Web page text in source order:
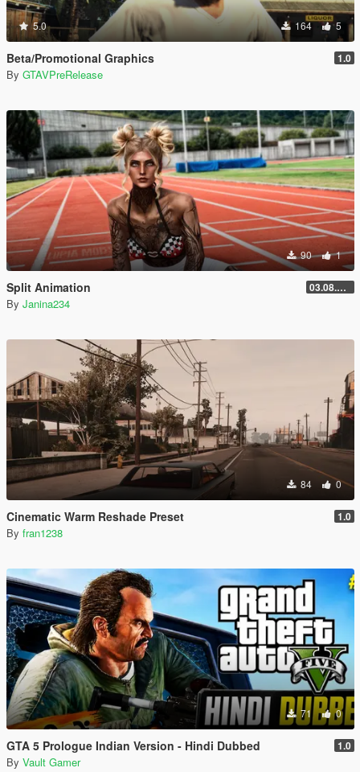
5.0 164 5
Beta/Promotional Graphics 1.0
By GTAVPreRelease
90 1
Split Animation 03.08.2026
By Janina234
84 0
Cinematic Warm Reshade Preset 1.0
By fran1238
71 0
GTA 5 Prologue Indian Version - Hindi Dubbed 1.0
By Vault Gamer